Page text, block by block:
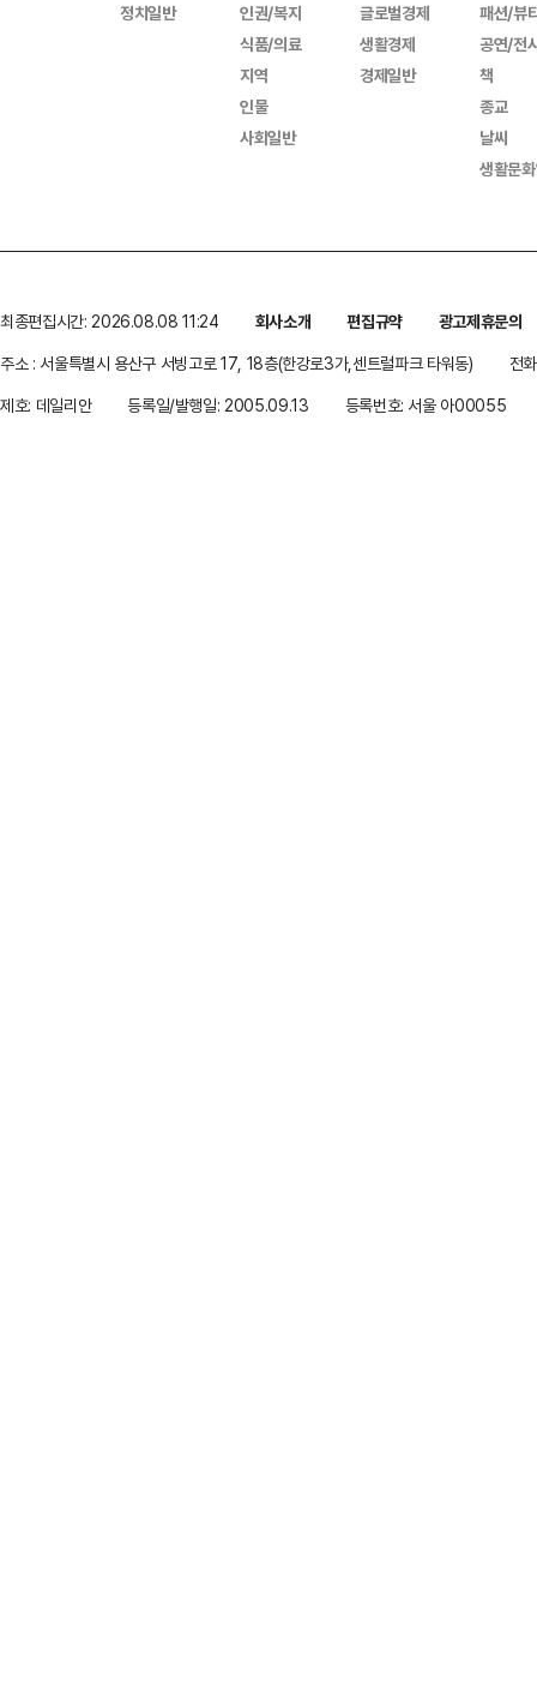
정치일반
인권/복지
식품/의료
지역
인물
사회일반
글로벌경제
생활경제
경제일반
패션/뷰
공연/전
책
종교
날씨
생활문
최종편집시간: 2026.08.08 11:24 회사소개 편집규약
광고제휴문의
주소 : 서울특별시 용산구 서빙고로 17, 18층(한강로3가,센트럴파크 타워동)
전
제호: 데일리안
등록일/발행일: 2005.09.13 등록번호: 서울 아00055